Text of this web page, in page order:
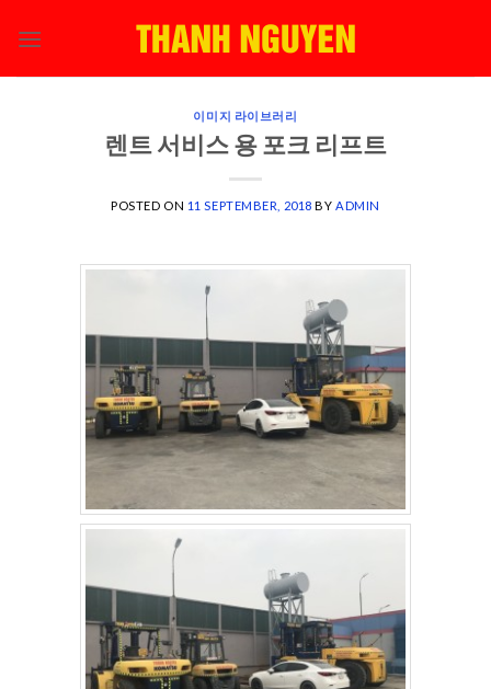
이미지 라이브러리
렌트 서비스 용 포크 리프트
POSTED ON 11 SEPTEMBER, 2018 BY ADMIN